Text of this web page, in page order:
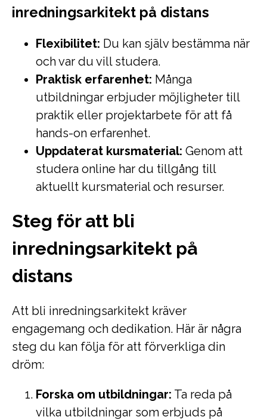
inredningsarkitekt på distans
Flexibilitet: Du kan själv bestämma när
och var du vill studera.
Praktisk erfarenhet: Många
utbildningar erbjuder möjligheter till
praktik eller projektarbete för att få
hands-on erfarenhet.
Uppdaterat kursmaterial: Genom att
studera online har du tillgång till
aktuellt kursmaterial och resurser.
Steg för att bli
inredningsarkitekt på
distans
Att bli inredningsarkitekt kräver
engagemang och dedikation. Här är några
steg du kan följa för att förverkliga din
dröm:
Forska om utbildningar: Ta reda på
vilka utbildningar som erbjuds på